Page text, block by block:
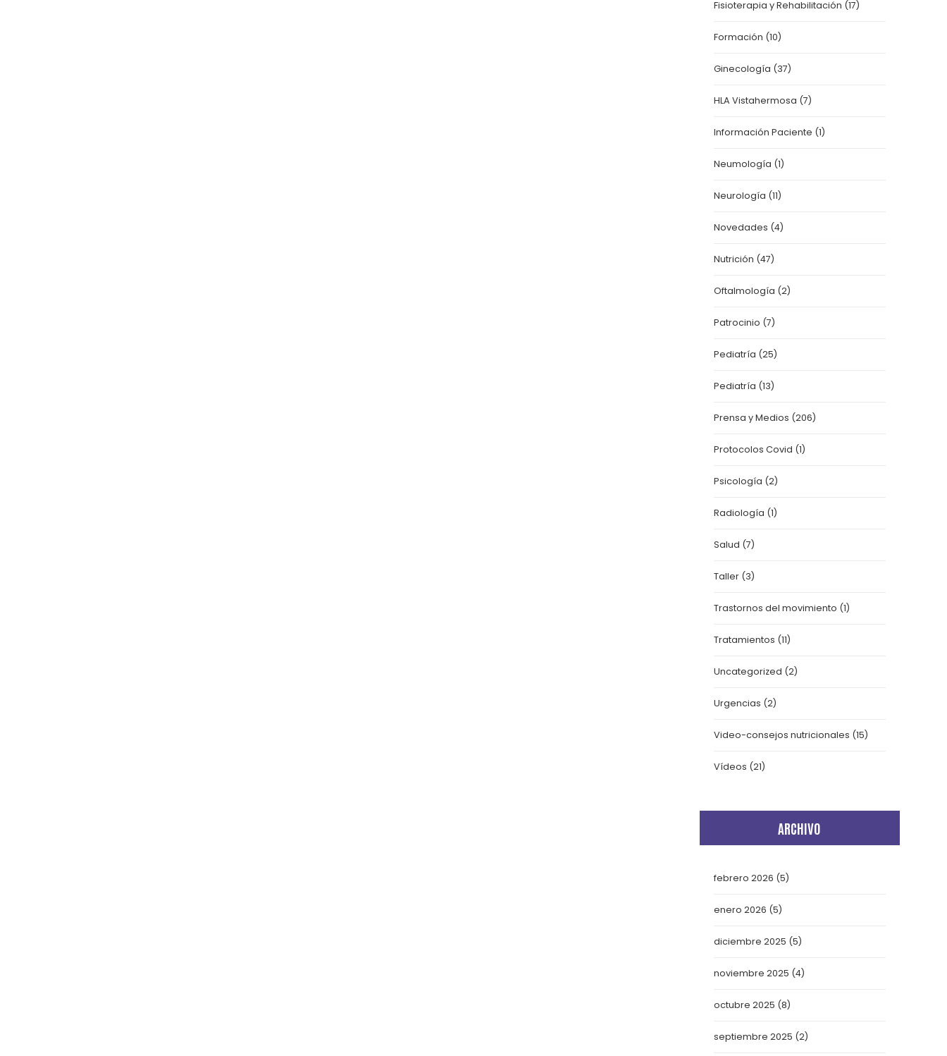
Fisioterapia y Rehabilitación (17)
Formación (10)
Ginecología (37)
HLA Vistahermosa (7)
Información Paciente (1)
Neumología (1)
Neurología (11)
Novedades (4)
Nutrición (47)
Oftalmología (2)
Patrocinio (7)
Pediatría (25)
Pediatría (13)
Prensa y Medios (206)
Protocolos Covid (1)
Psicología (2)
Radiología (1)
Salud (7)
Taller(3)
Trastornos del movimiento (1)
Tratamientos (11)
Uncategorized (2)
Urgencias (2)
Video-consejos nutricionales (15)
Vídeos (21)
ARCHIVO
febrero 2026 (5)
enero 2026 (5)
diciembre 2025 (5)
noviembre 2025 (4)
octubre 2025 (8)
septiembre 2025 (2)